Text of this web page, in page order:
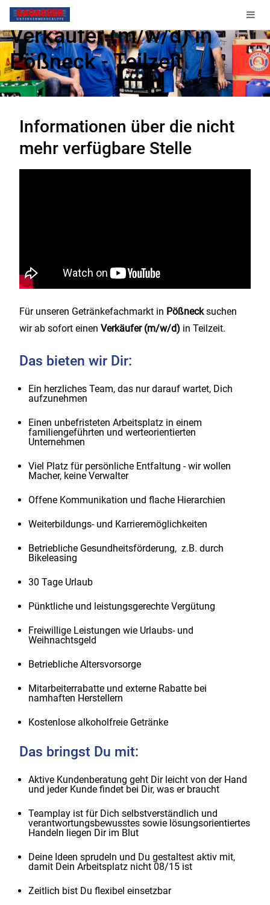
Verkäufer (m/w/d) in
Pößneck - Teilzeit
Informationen über die nicht
mehr verfügbare Stelle
Für unseren Getränkefachmarkt in Pößnecksuchen
wir ab sofort einen Verkäufer (m/w/d) in Teilzeit.
Das bieten wir Dir:
Ein herzliches Team, das nur darauf wartet, Dich
aufzunehmen
Einen unbefristeten Arbeitsplatz in einem
familiengeführten und werteorientierten
Unternehmen
Viel Platz für persönliche Entfaltung - wir wollen
Macher, keine Verwalter
Offene Kommunikation und flache Hierarchien
Weiterbildungs- und Karrieremöglichkeiten
Betriebliche Gesundheitsförderung, z.B. durch
Bikeleasing
30 Tage Urlaub
Pünktliche und leistungsgerechte Vergütung
Freiwillige Leistungen wie Urlaubs- und
Weihnachtsgeld
Betriebliche Altersvorsorge
Mitarbeiterrabatte und externe Rabatte bei
namhaften Herstellern
Kostenlose alkoholfreie Getränke
Das bringst Du mit:
Aktive Kundenberatung geht Dir leicht von der Hand
und jeder Kunde findet bei Dir, was er braucht
Teamplay ist für Dich selbstverständlich und
verantwortungsbewusstes sowie lösungsorientiertes
Handeln liegen Dir im Blut
Deine Ideen sprudeln und Du gestaltest aktiv mit,
damit Dein Arbeitsplatz nicht 08/15 ist
Zeitlich bist Du flexibel einsetzbar